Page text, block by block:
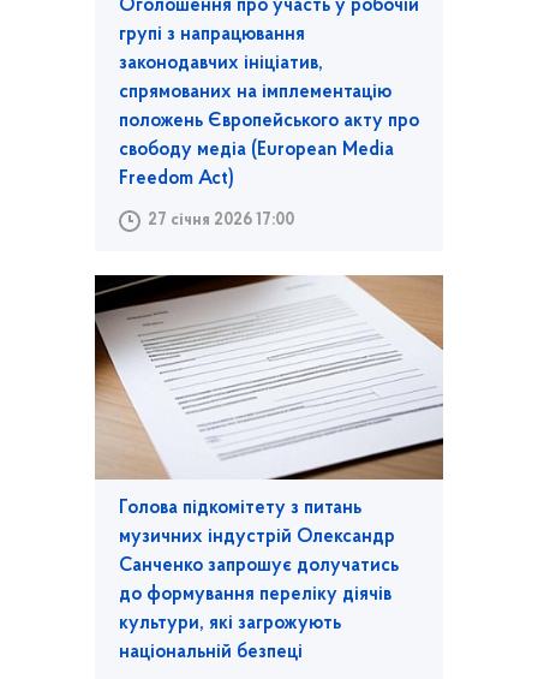
Оголошення про участь у робочій
групі з напрацювання
законодавчих ініціатив,
спрямованих на імплементацію
положень Європейського акту про
свободу медіа (European Media
Freedom Act)
27 січня 2026 17:00
Голова підкомітету з питань
музичних індустрій Олександр
Санченко запрошує долучатись
до формування переліку діячів
культури, які загрожують
національній безпеці